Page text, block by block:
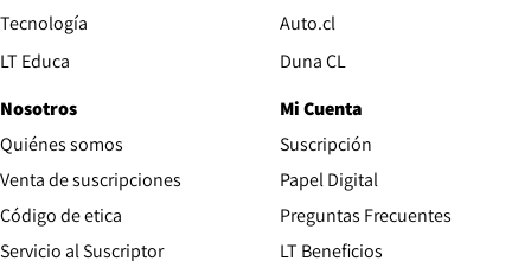
Tecnología
LT Educa
Auto.clOpens in new window
Duna CLOpens in new window
Nosotros
Quiénes somos
Venta de suscripciones
Código de etica Opens in new window
Servicio al Suscriptor
Mi Cuenta
Suscripción
Papel DigitalOpens in new
Preguntas Frecuentes
LT Beneficios